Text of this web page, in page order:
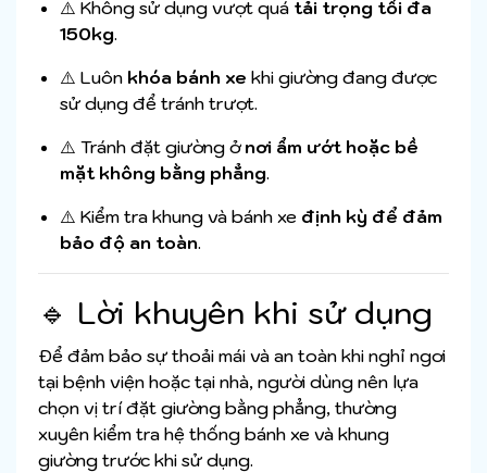
⚠️ Không sử dụng vượt quá tải trọng tối đa
150kg.
⚠️ Luôn khóa bánh xe khi giường đang được
sử dụng để tránh trượt.
⚠️ Tránh đặt giường ởnơi ẩm ướt hoặc bề
mặt không bằng phẳng.
⚠️ Kiểm tra khung và bánh xe định kỳ để đảm
bảo độ an toàn.
🔹 Lời khuyên khi sử dụng
Để đảm bảo sự thoải mái và an toàn khi nghỉ ngơi
tại bệnh viện hoặc tại nhà, người dùng nên lựa
chọn vị trí đặt giường bằng phẳng, thường
xuyên kiểm tra hệ thống bánh xe và khung
giường trước khi sử dụng.